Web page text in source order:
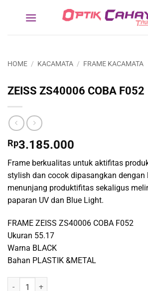
HOME / KACAMATA / FRAME KACAMATA
ZEISS ZS40006 COBA F052
Rp3.185.000
Frame berkualitas untuk aktifitas
stylish dan cocok dipasangkan dengan
menunjang produktifitas sekaligus
paparan UV dan Blue Light.
FRAME ZEISS ZS40006 COBA F052
Ukuran 55.17
Warna BLACK
Bahan PLASTIK &METAL
ZEISS ZS40006 COBA F052 quantity